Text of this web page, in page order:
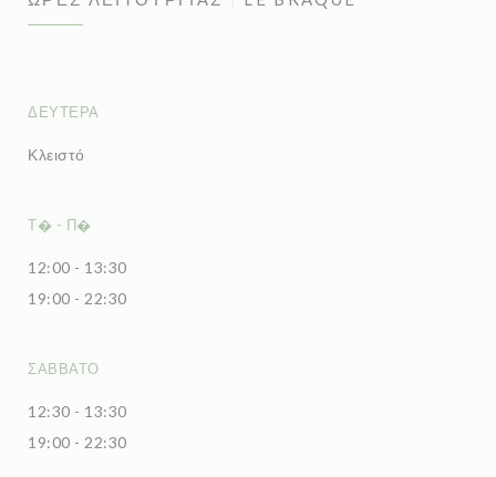
ΔΕΥΤΈΡΑ
Κλειστό
Τ� - Π�
12:00 - 13:30
19:00 - 22:30
ΣΆΒΒΑΤΟ
12:30 - 13:30
19:00 - 22:30